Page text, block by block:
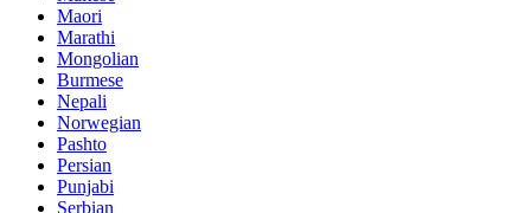
Maori
Marathi
Mongolian
Burmese
Nepali
Norwegian
Pashto
Persian
Punjabi
Serbian